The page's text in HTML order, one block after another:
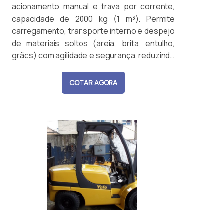
acionamento manual e trava por corrente,
capacidade de 2000 kg (1 m³). Permite
carregamento, transporte interno e despejo
de materiais soltos (areia, brita, entulho,
grãos) com agilidade e segurança, reduzindo
indústrias, construção, agricultura, logística
e setores químico e alimentício (opção inox).
operacionais. Fabricamos soluções
personalizadas com foco em qualidade,
segurança e prazo.
COTAR AGORA